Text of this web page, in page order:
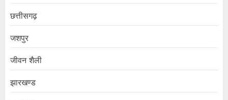
छत्तीसगढ़
जशपुर
जीवन शैली
झारखण्ड